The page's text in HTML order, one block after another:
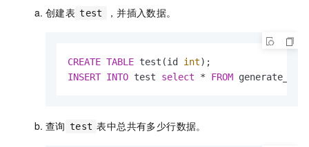
创建表 test ，并插入数据。
CREATE TABLE test(id int
INSERT INTO test select * FROM
查询 test 表中总共有多少行数据。